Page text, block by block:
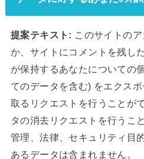
提案テキスト: このサイトの
か、サイトにコメントを残し
が保持するあなたについての
てのデータを含む) をエクス
取るリクエストを行うことが
タの消去リクエストを行うこ
管理、法律、セキュリティ目
あるデータは含まれません。